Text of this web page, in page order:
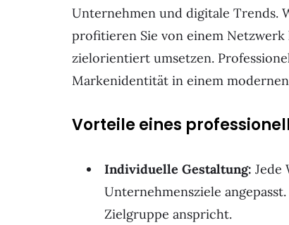
Unternehmen und digitale Trends.
profitieren Sie von einem
zielorientiert umsetzen.
Markenidentität in einem
Vorteile eines
Individuelle Gestaltung: Jede
Unternehmensziele
Zielgruppe anspricht.